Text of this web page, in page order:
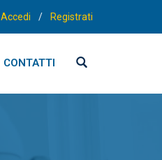
Accedi / Registrati
CONTATTI